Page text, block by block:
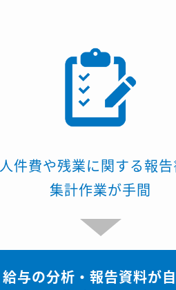
人件費や残業に関する報告
集計作業が手間
給与の分析・報告資料が